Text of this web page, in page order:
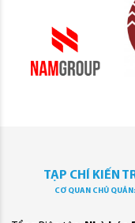
TẠP CHÍ KIẾN
CƠ QUAN CHỦ